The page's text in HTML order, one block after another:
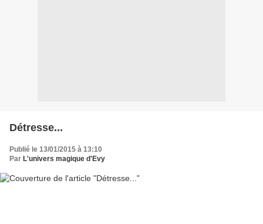
Détresse...
Publié le 13/01/2015 à 13:10
Par L'univers magique d'Evy